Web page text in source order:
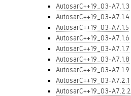
AutosarC++19_03-A7.1.3
AutosarC++19_03-A7.1.4
AutosarC++19_03-A7.1.5
AutosarC++19_03-A7.1.6
AutosarC++19_03-A7.1.7
AutosarC++19_03-A7.1.8
AutosarC++19_03-A7.1.9
AutosarC++19_03-A7.2.1
AutosarC++19_03-A7.2.2